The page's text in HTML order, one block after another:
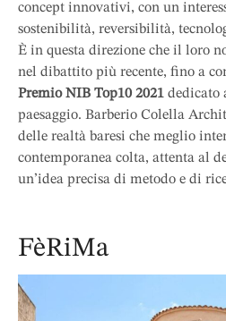
concept innovativi, con un
sostenibilità, reversibilità,
È in questa direzione che il loro
nel dibattito più recente, fino a
Premio NIB Top10 2021 dedicato
paesaggio. Barberio Colella
delle realtà baresi che meglio
contemporanea colta, attenta al
un’idea precisa di metodo e di
FèRiMa